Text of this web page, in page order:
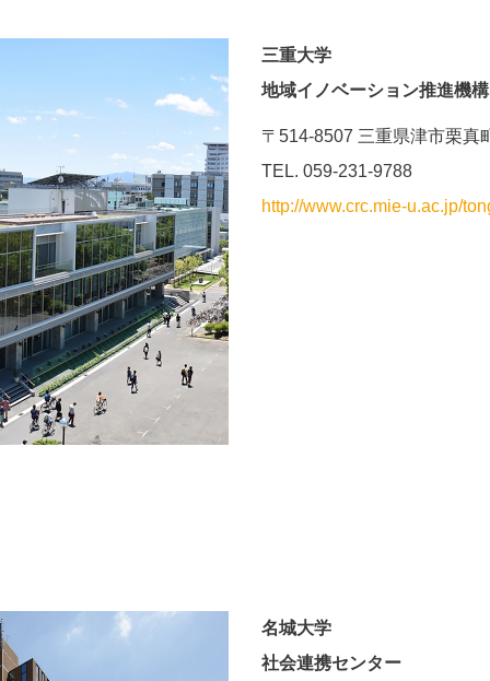
三重大学
地域イノベーション推進機構
〒514-8507 三重県津市栗真
TEL. 059-231-9788
http://www.crc.mie-u.ac.jp/
名城大学
社会連携センター